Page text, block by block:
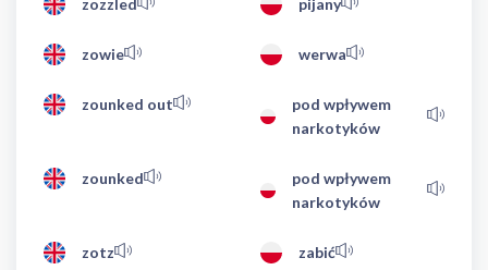
zowie werwa
zounked out
pod wpływem
narkotyków
zounked
pod wpływem
narkotyków
zotz zabić